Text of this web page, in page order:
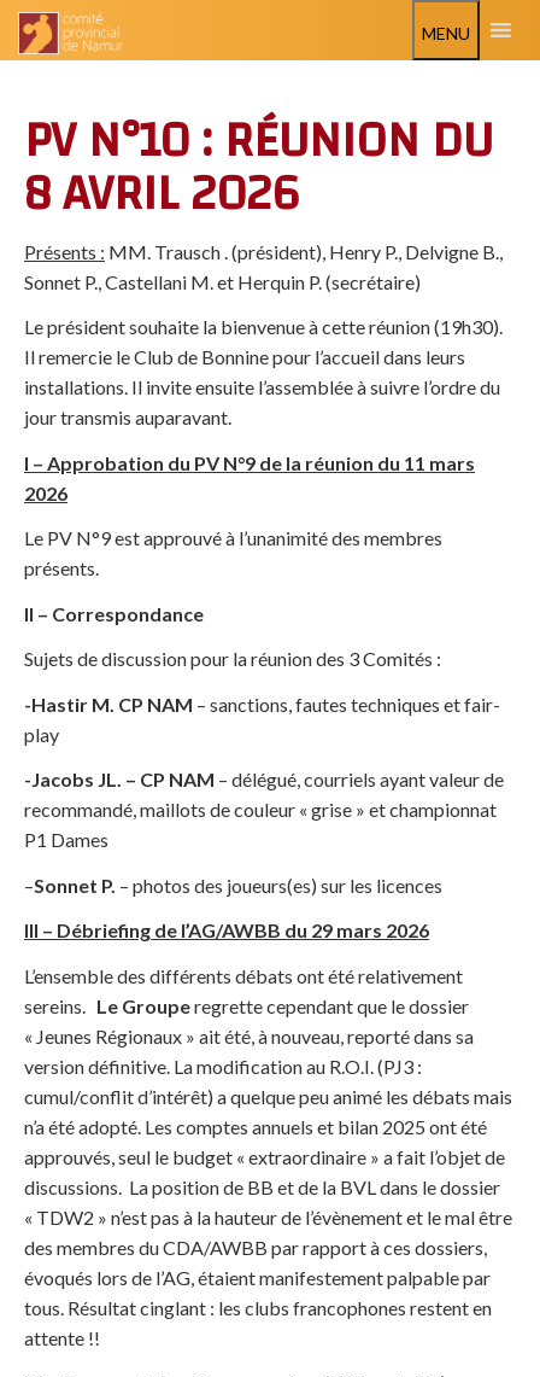
MENU
PV N°10 : RÉUNION DU
8 AVRIL 2026
Présents : MM. Trausch . (président), Henry P., Delvigne B.,
Sonnet P., Castellani M. et Herquin P. (secrétaire)
Le président souhaite la bienvenue à cette réunion (19h30).
Il remercie le Club de Bonnine pour l’accueil dans leurs
installations. Il invite ensuite l’assemblée à suivre l’ordre du
jour transmis auparavant.
I – Approbation du PV N°9 de la réunion du 11 mars
2026
Le PV N°9 est approuvé à l’unanimité des membres
présents.
II – Correspondance
Sujets de discussion pour la réunion des 3 Comités :
-Hastir M. CP NAM – sanctions, fautes techniques et fair-
play
-Jacobs JL. – CP NAM – délégué, courriels ayant valeur de
recommandé, maillots de couleur « grise » et championnat
P1 Dames
–Sonnet P. – photos des joueurs(es) sur les licences
III – Débriefing de l’AG/AWBB du 29 mars 2026
L’ensemble des différents débats ont été relativement
sereins. Le Grouperegrette cependant que le dossier
« Jeunes Régionaux » ait été, à nouveau, reporté dans sa
version définitive. La modification au R.O.I. (PJ3 :
cumul/conflit d’intérêt) a quelque peu animé les débats mais
n’a été adopté. Les comptes annuels et bilan 2025 ont été
approuvés, seul le budget « extraordinaire » a fait l’objet de
discussions. La position de BB et de la BVL dans le dossier
« TDW2 » n’est pas à la hauteur de l’évènement et le mal être
des membres du CDA/AWBB par rapport à ces dossiers,
évoqués lors de l’AG, étaient manifestement palpable par
tous. Résultat cinglant : les clubs francophones restent en
attente !!